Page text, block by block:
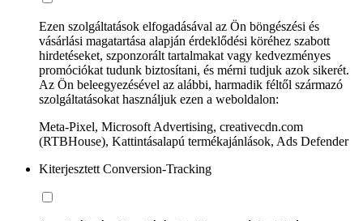
Ezen szolgáltatások elfogadásával az Ön böngészési és
vásárlási magatartása alapján érdeklődési köréhez szabott
hirdetéseket, szponzorált tartalmakat vagy kedvezményes
promóciókat tudunk biztosítani, és mérni tudjuk azok sikerét.
Az Ön beleegyezésével az alábbi, harmadik féltől származó
szolgáltatásokat használjuk ezen a weboldalon:
Meta-Pixel, Microsoft Advertising, creativecdn.com
(RTBHouse), Kattintásalapú termékajánlások, Ads Defender
Kiterjesztett Conversion-Tracking